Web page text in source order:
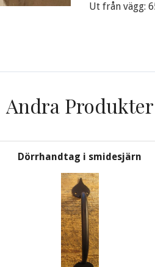
Ut från vägg:
Andra Produkter
Dörrhandtag i smidesjärn